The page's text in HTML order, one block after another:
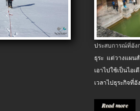
ประสบการณ์ที่อัง
ธุระ แต่วางแผน
เอาไปใช้เป็นไอ
เวลาไปธุระกิจที่อั
Read more